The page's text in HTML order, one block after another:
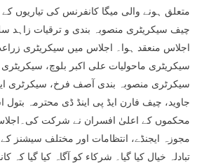
متعلق ہونے والی میگا کانفرنس کی تیاریوں
چیف سیکریٹری منصوبہ بندی و ترقیات زاہد
اجلاس منعقد ہوا۔ اجلاس میں سیکریٹری
سیکریٹری ماحولیات علی اکبر بلوچ، سیکریٹری
سیکرٹری منصوبہ بندی آصف فرخ، سیکرٹری
جاوید، چیف فارن ایڈ پی اینڈ ڈی محترمہ
محکموں کے اعلیٰ افسران نے شرکت
مجوزہ ایجنڈے، انتظامات اور مختلف سیشنز
تبادلہ خیال کیا گیا۔ شرکاء کو آگاہ کیا گیا کہ